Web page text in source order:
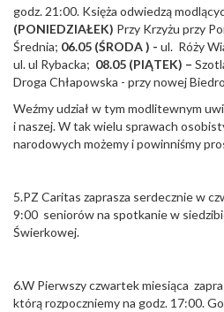
godz. 21:00. Księża odwiedzą
(PONIEDZIAŁEK) Przy Krzyżu przy
Średnia; 06.05 (ŚRODA ) - ul. Róży
ul. ul Rybacka; 08.05 (PIĄTEK) –
Droga Chłapowska - przy nowej
Weźmy udział w tym modlitewnym
i naszej. W tak wielu sprawach
narodowych możemy i powinniśmy
5.PZ Caritas zaprasza serdecznie w
9:00 seniorów na spotkanie w
Świerkowej.
6.W Pierwszy czwartek miesiąca
którą rozpoczniemy na godz. 17:00.